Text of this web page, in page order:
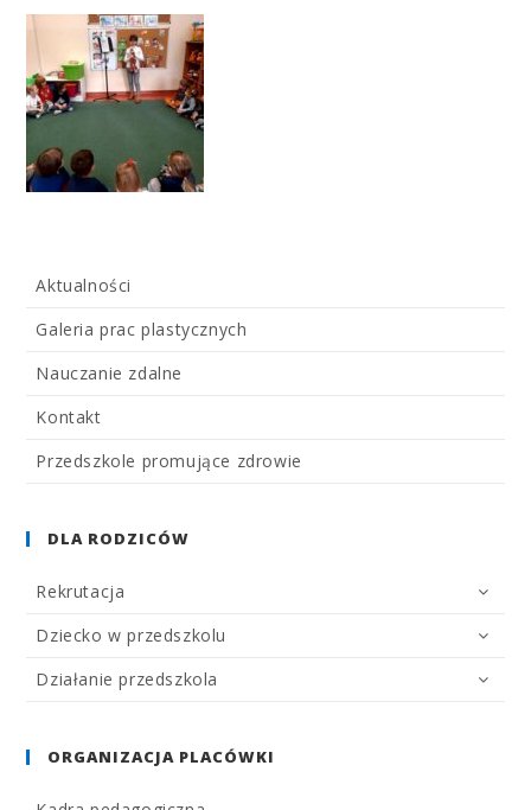
Aktualności
Galeria prac plastycznych
Nauczanie zdalne
Kontakt
Przedszkole promujące zdrowie
DLA RODZICÓW
Rekrutacja
Dziecko w przedszkolu
Działanie przedszkola
ORGANIZACJA PLACÓWKI